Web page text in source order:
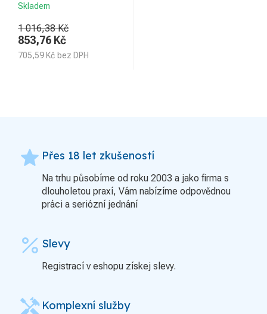
Skladem
1 016,38 Kč
853,76 Kč
705,59 Kč bez DPH
grade Přes 18 let zkušeností
Na trhu působíme od roku 2003 a jako firma s
dlouholetou praxí, Vám nabízíme odpovědnou
práci a seriózní jednání
percent Slevy
Registrací v eshopu získej slevy.
handyman Komplexní služby